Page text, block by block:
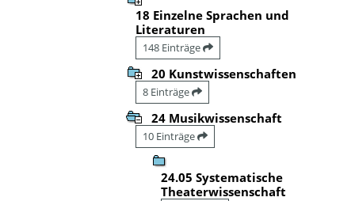
18 Einzelne Sprachen und
Literaturen
148 Einträge
20 Kunstwissenschaften
8 Einträge
24 Musikwissenschaft
10 Einträge
24.05 Systematische
Theaterwissenschaft